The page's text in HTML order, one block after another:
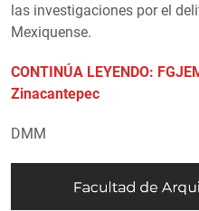
las investigaciones por el
Mexiquense.
CONTINÚA LEYENDO:
Zinacantepec
DMM